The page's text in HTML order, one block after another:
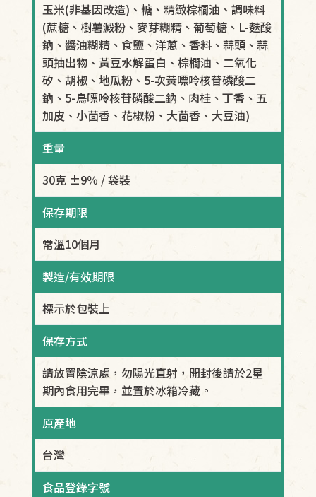
玉米(非基因改造)、糖、精緻棕櫚油、調味料
(蔗糖、樹薯澱粉、麥芽糊精、葡萄糖、L-麩酸
鈉、醬油糊精、食鹽、洋蔥、香料、蒜頭、蒜
頭抽出物、黃豆水解蛋白、棕櫚油、二氧化
矽、胡椒、地瓜粉、5-次黃嘌呤核苷磷酸二
鈉、5-鳥嘌呤核苷磷酸二鈉、肉桂、丁香、五
加皮、小茴香、花椒粉、大茴香、大豆油)
重量
30克 ±9％ / 袋裝
保存期限
常溫10個月
製造/有效期限
標示於包裝上
保存方式
請放置陰涼處，勿陽光直射，開封後請於2星
期內食用完畢，並置於冰箱冷藏。
原產地
台灣
食品登錄字號